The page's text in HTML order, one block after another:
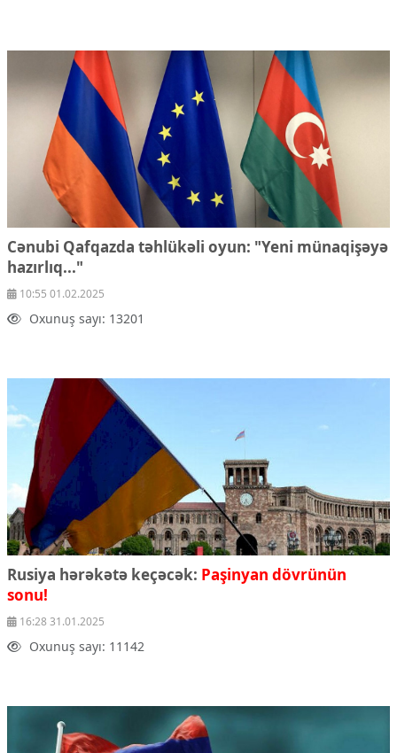
Cənubi Qafqazda təhlükəli oyun: "Yeni münaqişəyə
hazırlıq..."
10:55 01.02.2025
Oxunuş sayı: 13201
Rusiya hərəkətə keçəcək: Paşinyan dövrünün
sonu!
16:28 31.01.2025
Oxunuş sayı: 11142